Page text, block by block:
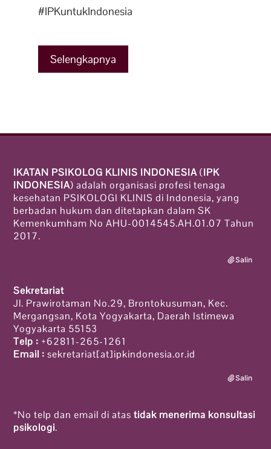
#IPKuntukIndonesia
Selengkapnya
IKATAN PSIKOLOG KLINIS INDONESIA(IPK
INDONESIA) adalah organisasi profesi tenaga
kesehatan PSIKOLOGI KLINIS di Indonesia, yang
berbadan hukum dan ditetapkan dalam SK
Kemenkumham No AHU-0014545.AH.01.07 Tahun
2017.
Salin
Sekretariat
Jl. Prawirotaman No.29, Brontokusuman, Kec.
Mergangsan, Kota Yogyakarta, Daerah Istimewa
Yogyakarta 55153
Telp : +62811-265-1261
Email : sekretariat[at]ipkindonesia.or.id
Salin
*No telp dan email di atastidak menerima konsultasi
psikologi.